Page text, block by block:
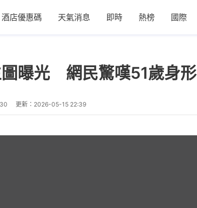
酒店優惠碼 天氣消息 即時 熱榜 國際
曝光 網民驚嘆51歲身
更新： 2026-05-15 22:39